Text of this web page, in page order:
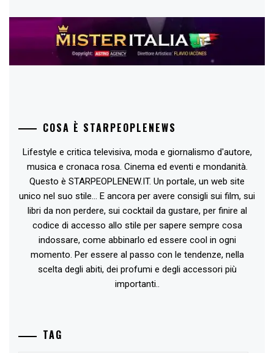
COSA È STARPEOPLENEWS
Lifestyle e critica televisiva, moda e giornalismo d'autore,
musica e cronaca rosa. Cinema ed eventi e mondanità.
Questo è STARPEOPLENEW.IT. Un portale, un web site
unico nel suo stile... E ancora per avere consigli sui film, sui
libri da non perdere, sui cocktail da gustare, per finire al
codice di accesso allo stile per sapere sempre cosa
indossare, come abbinarlo ed essere cool in ogni
momento. Per essere al passo con le tendenze, nella
scelta degli abiti, dei profumi e degli accessori più
importanti..
TAG